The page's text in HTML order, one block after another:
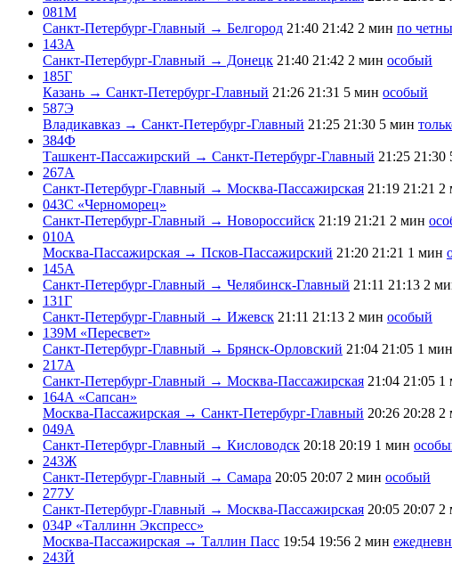
081М
Санкт-Петербург-Главный → Белгород 21:40 21:42 2 мин по
143А
Санкт-Петербург-Главный → Донецк 21:40 21:42 2 мин особый
185Г
Казань → Санкт-Петербург-Главный 21:26 21:31 5 мин особый
587Э
Владикавказ → Санкт-Петербург-Главный 21:25 21:30 5 мин
384Ф
Ташкент-Пассажирский → Санкт-Петербург-Главный 21:25 21:30
267А
Санкт-Петербург-Главный → Москва-Пассажирская 21:19 21:21 2
043С «Черноморец»
Санкт-Петербург-Главный → Новороссийск 21:19 21:21 2 мин
010А
Москва-Пассажирская → Псков-Пассажирский 21:20 21:21 1 мин
145А
Санкт-Петербург-Главный → Челябинск-Главный 21:11 21:13 2
131Г
Санкт-Петербург-Главный → Ижевск 21:11 21:13 2 мин особый
139М «Пересвет»
Санкт-Петербург-Главный → Брянск-Орловский 21:04 21:05 1 мин
217А
Санкт-Петербург-Главный → Москва-Пассажирская 21:04 21:05 1
164А «Сапсан»
Москва-Пассажирская → Санкт-Петербург-Главный 20:26 20:28 2
049А
Санкт-Петербург-Главный → Кисловодск 20:18 20:19 1 мин
243Ж
Санкт-Петербург-Главный → Самара 20:05 20:07 2 мин особый
277У
Санкт-Петербург-Главный → Москва-Пассажирская 20:05 20:07 2
034Р «Таллинн Экспресс»
Москва-Пассажирская → Таллин Пасс 19:54 19:56 2 мин
243Й